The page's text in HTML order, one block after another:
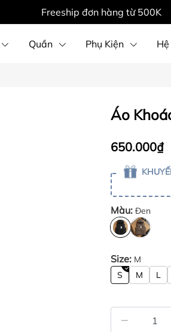
Freeship đơn hàng từ 500K
Quần Phụ Kiện
Áo
650.000₫
Màu: Đen
Size: M
S
M L